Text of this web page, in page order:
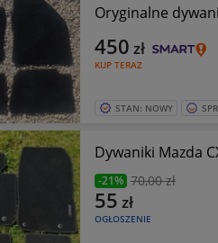
Oryginalne
KUP TERAZ
450 zł
STAN: NOWY
Dywaniki Mazda
-21% 70,00 zł
OGŁOSZENIE
55 zł